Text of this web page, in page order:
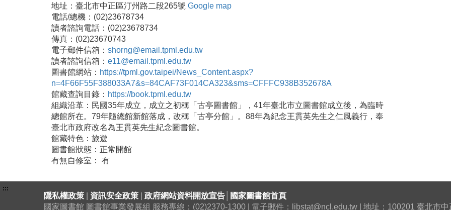
地址：臺北市中正區汀州路二段265號 Google map
電話/總機：(02)23678734
讀者諮詢電話：(02)23678734
傳真：(02)23670743
電子郵件信箱： shorng@email.tpml.edu.tw
讀者諮詢信箱： e11@email.tpml.edu.tw
圖書館網站： https://tpml.gov.taipei/News_Content.aspx?
n=4F66F55F388033A7&s=84CAF73F014CA323&sms=CFFFC938B352678A
館藏查詢目錄： https://book.tpml.edu.tw
組織沿革：民國35年成立，成立之初稱「古亭圖書館」，41年臺北市立圖書館成立後，為臨時
總館所在。79年隨總館新館落成，改稱「古亭分館」。88年為紀念王貫英先生之仁風義行，奉
臺北市政府改名為王貫英先生紀念圖書館。
館藏特色：旅遊
圖書館狀態：正常開館
有無自修室： 有
:::
隱私權政策 資訊安全政策 政府網站資料開放宣告
國家圖書館首頁
國家圖書館 圖書館事業發展組 服務專線：(02)2370-1300 | 電子郵件：libstat@ncl.edu.tw | 地址：100201 臺北市